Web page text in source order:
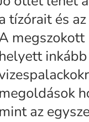
tízórait és
helyett
megoldások
mint az